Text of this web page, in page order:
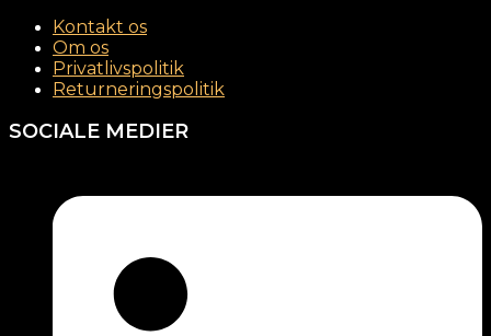
Kontakt os
Om os
Privatlivspolitik
Returneringspolitik
SOCIALE MEDIER